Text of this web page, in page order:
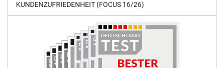
KUNDENZUFRIEDENHEIT (FOCUS 16/26)